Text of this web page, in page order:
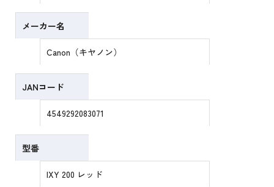
メーカー名
Canon（キヤノン）
JANコード
4549292083071
型番
IXY 200 レッド